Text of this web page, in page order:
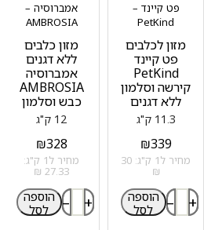
פט קיינד –
PetKind
מזון לכלבים
פט קיינד
PetKind
קירשה וסלמון
ללא דגנים
11.3 ק"ג
₪339
מחיר ל1 ק"ג: 30
₪
– +
הוספה
לסל
אמברוסיה –
AMBROSIA
מזון כלבים
ללא דגנים
אמברוסיה
AMBROSIA
כבש וסלמון
12 ק"ג
₪328
מחיר ל1 ק"ג:
27.33 ₪
– +
הוספה
לסל